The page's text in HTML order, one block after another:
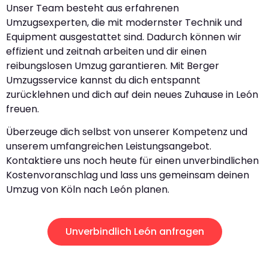
Unser Team besteht aus erfahrenen
Umzugsexperten, die mit modernster Technik und
Equipment ausgestattet sind. Dadurch können wir
effizient und zeitnah arbeiten und dir einen
reibungslosen Umzug garantieren. Mit Berger
Umzugsservice kannst du dich entspannt
zurücklehnen und dich auf dein neues Zuhause in León
freuen.
Überzeuge dich selbst von unserer Kompetenz und
unserem umfangreichen Leistungsangebot.
Kontaktiere uns noch heute für einen unverbindlichen
Kostenvoranschlag und lass uns gemeinsam deinen
Umzug von Köln nach León planen.
Unverbindlich León anfragen